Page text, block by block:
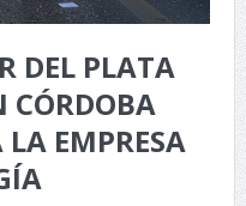
DEL PLATA
CÓRDOBA
LA EMPRESA